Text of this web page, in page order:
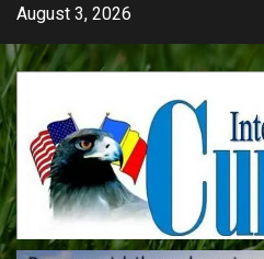
Skip
content
August 3, 2026